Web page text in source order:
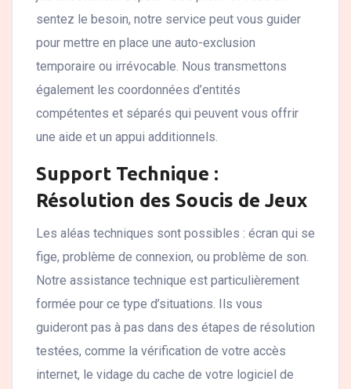
sentez le besoin, notre service peut vous guider
pour mettre en place une auto-exclusion
temporaire ou irrévocable. Nous transmettons
également les coordonnées d’entités
compétentes et séparés qui peuvent vous offrir
une aide et un appui additionnels.
Support Technique :
Résolution des Soucis de Jeux
Les aléas techniques sont possibles : écran qui se
fige, problème de connexion, ou problème de son.
Notre assistance technique est particulièrement
formée pour ce type d’situations. Ils vous
guideront pas à pas dans des étapes de résolution
testées, comme la vérification de votre accès
internet, le vidage du cache de votre logiciel de